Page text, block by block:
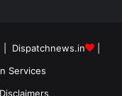
| Dispatchnews.in
Services
Disclaimers